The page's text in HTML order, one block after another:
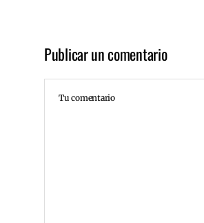
Publicar un comentario